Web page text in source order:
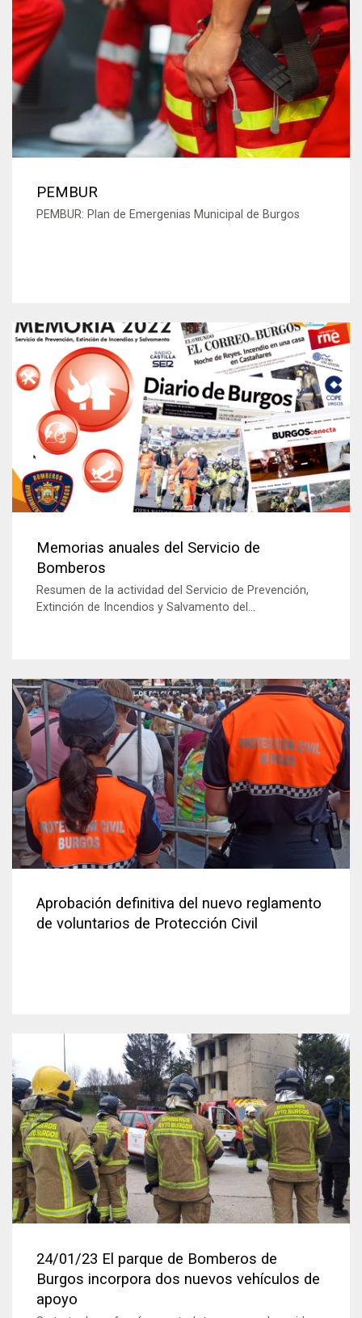
PEMBUR
PEMBUR: Plan de Emergenias Municipal de Burgos
Memorias anuales del Servicio de
Bomberos
Resumen de la actividad del Servicio de Prevención,
Extinción de Incendios y Salvamento del...
Aprobación definitiva del nuevo reglamento
de voluntarios de Protección Civil
24/01/23 El parque de Bomberos de
Burgos incorpora dos nuevos vehículos de
apoyo